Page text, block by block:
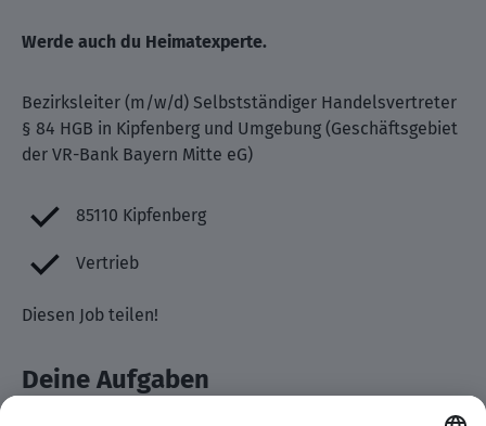
Werde auch du Heimatexperte.
Bezirksleiter (m/w/d) Selbstständiger Handelsvertreter
§ 84 HGB in Kipfenberg und Umgebung (Geschäftsgebiet
der VR-Bank Bayern Mitte eG)
85110 Kipfenberg
Vertrieb
Diesen Job teilen!
Deine Aufgaben